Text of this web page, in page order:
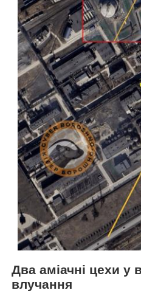
Два аміачні цехи у
влучання